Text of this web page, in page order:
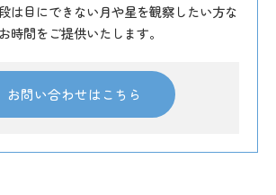
は目にできない月や星を観察したい方な
時間をご提供いたします。
お問い合わせはこちら